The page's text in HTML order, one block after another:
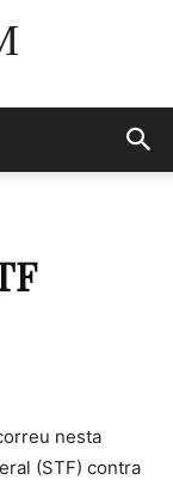
nesta
(STF) contra